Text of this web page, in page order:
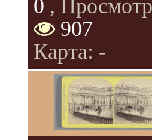
0 ,
907
Карта: -